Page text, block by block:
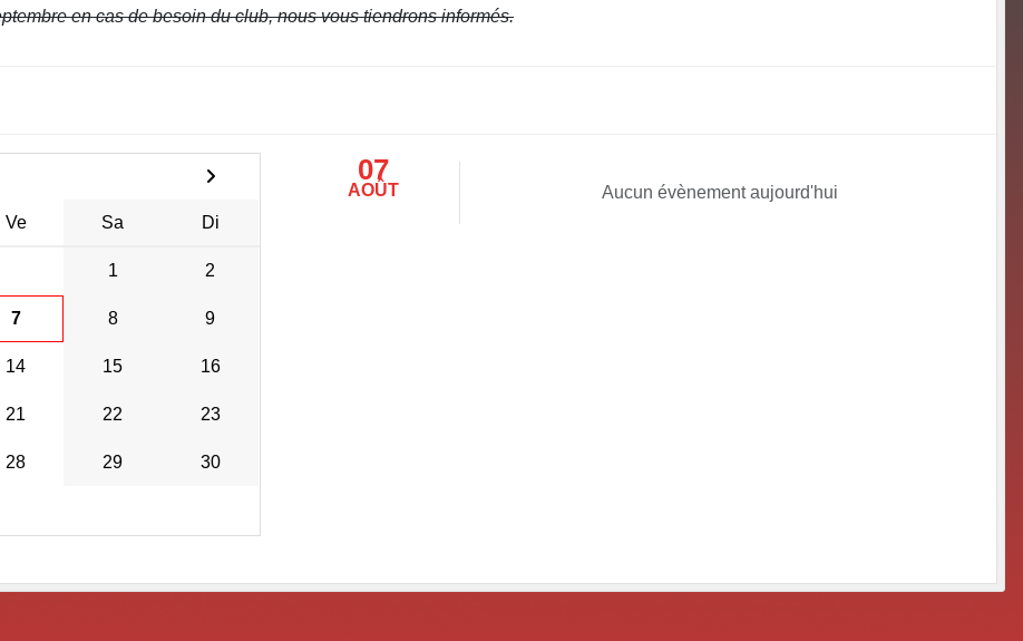
en cas de besoin du club, nous vous tiendrons informés.
Ve Sa Di
1 2
7 8 9
14 15 16
21 22 23
28 29 30
07
AOÛT Aucun évènement aujourd'hui